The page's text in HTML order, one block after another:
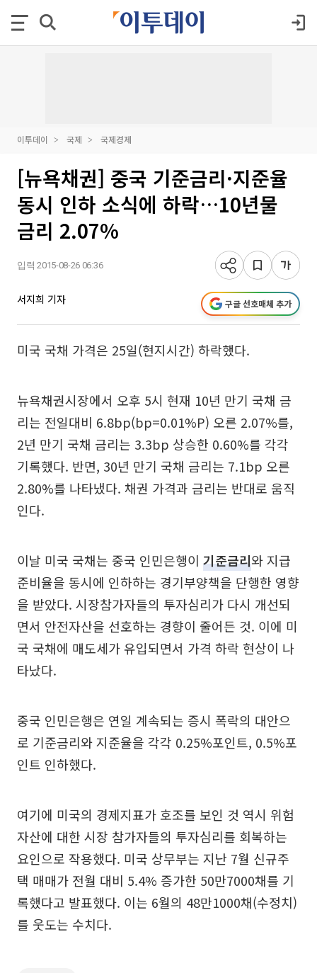
이투데이 국제 국제경제
[뉴욕채권] 중국 기준금리·지준율
동시 인하 소식에 하락…10년물
금리 2.07%
입력 2015-08-26 06:36
서지희 기자 구글 선호매체 추가
미국 국채 가격은 25일(현지시간) 하락했다.
뉴욕채권시장에서 오후 5시 현재 10년 만기 국채 금
리는 전일대비 6.8bp(bp=0.01%P) 오른 2.07%를,
2년 만기 국채 금리는 3.3bp 상승한 0.60%를 각각
기록했다. 반면, 30년 만기 국채 금리는 7.1bp 오른
2.80%를 나타냈다. 채권 가격과 금리는 반대로 움직
인다.
이날 미국 국채는 중국 인민은행이 기준금리와 지급
준비율을 동시에 인하하는 경기부양책을 단행한 영향
을 받았다. 시장참가자들의 투자심리가 다시 개선되
면서 안전자산을 선호하는 경향이 줄어든 것. 이에 미
국 국채에 매도세가 유입되면서 가격 하락 현상이 나
타났다.
중국 인민은행은 연일 계속되는 증시 폭락의 대안으
로 기준금리와 지준율을 각각 0.25%포인트, 0.5%포
인트 인하했다.
여기에 미국의 경제지표가 호조를 보인 것 역시 위험
자산에 대한 시장 참가자들의 투자심리를 회복하는
요인으로 작용했다. 미국 상무부는 지난 7월 신규주
택 매매가 전월 대비 5.4% 증가한 50만7000채를 기
록했다고 발표했다. 이는 6월의 48만1000채(수정치)
를 웃도는 수치다.